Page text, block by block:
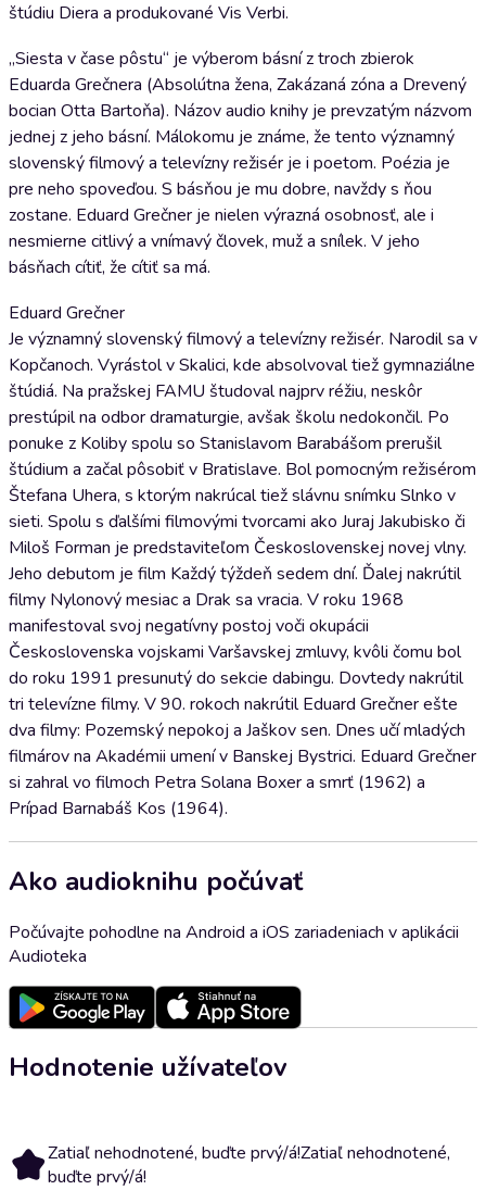
štúdiu Diera a produkované Vis Verbi.
„Siesta v čase pôstu“ je výberom básní z troch zbierok
Eduarda Grečnera (Absolútna žena, Zakázaná zóna a Drevený
bocian Otta Bartoňa). Názov audio knihy je prevzatým názvom
jednej z jeho básní. Málokomu je známe, že tento významný
slovenský filmový a televízny režisér je i poetom. Poézia je
pre neho spoveďou. S básňou je mu dobre, navždy s ňou
zostane. Eduard Grečner je nielen výrazná osobnosť, ale i
nesmierne citlivý a vnímavý človek, muž a snílek. V jeho
básňach cítiť, že cítiť sa má.
Eduard Grečner
Je významný slovenský filmový a televízny režisér. Narodil sa v
Kopčanoch. Vyrástol v Skalici, kde absolvoval tiež gymnaziálne
štúdiá. Na pražskej FAMU študoval najprv réžiu, neskôr
prestúpil na odbor dramaturgie, avšak školu nedokončil. Po
ponuke z Koliby spolu so Stanislavom Barabášom prerušil
štúdium a začal pôsobiť v Bratislave. Bol pomocným režisérom
Štefana Uhera, s ktorým nakrúcal tiež slávnu snímku Slnko v
sieti. Spolu s ďalšími filmovými tvorcami ako Juraj Jakubisko či
Miloš Forman je predstaviteľom Československej novej vlny.
Jeho debutom je film Každý týždeň sedem dní. Ďalej nakrútil
filmy Nylonový mesiac a Drak sa vracia. V roku 1968
manifestoval svoj negatívny postoj voči okupácii
Československa vojskami Varšavskej zmluvy, kvôli čomu bol
do roku 1991 presunutý do sekcie dabingu. Dovtedy nakrútil
tri televízne filmy. V 90. rokoch nakrútil Eduard Grečner ešte
dva filmy: Pozemský nepokoj a Jaškov sen. Dnes učí mladých
filmárov na Akadémii umení v Banskej Bystrici. Eduard Grečner
si zahral vo filmoch Petra Solana Boxer a smrť (1962) a
Prípad Barnabáš Kos (1964).
Ako audioknihu počúvať
Počúvajte pohodlne na Android a iOS zariadeniach v aplikácii
Audioteka
Hodnotenie užívateľov
Zatiaľ nehodnotené, buďte prvý/á!Zatiaľ nehodnotené,
buďte prvý/á!